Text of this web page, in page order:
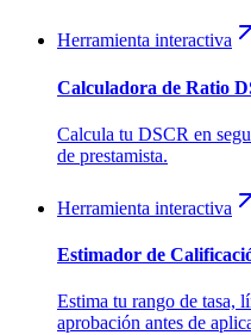
Herramienta interactiva
Calculadora de Ratio
Calcula tu DSCR en
de prestamista.
Herramienta interactiva
Estimador de
Estima tu rango de tasa,
aprobación antes de